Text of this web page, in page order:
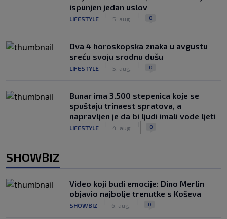
ispunjen jedan uslov
LIFESTYLE 5. aug. 0
Ova 4 horoskopska znaka u avgustu
sreću svoju srodnu dušu
LIFESTYLE 5. aug. 0
Bunar imа 3.500 stepenica koje se
spuštaju trinaest spratova, a
napravljen je da bi ljudi imali vode ljeti
LIFESTYLE 4. aug. 0
SHOWBIZ
Video koji budi emocije: Dino Merlin
objavio najbolje trenutke s Koševa
SHOWBIZ 6. aug. 0